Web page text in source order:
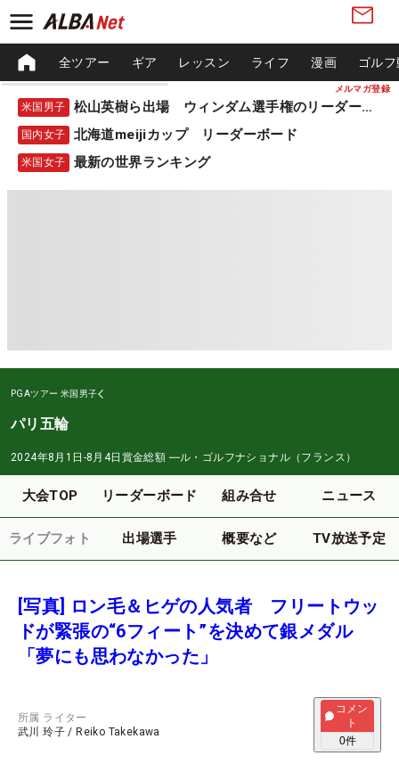
メルマガ登録
全ツアー ギア レッスン ライフ 漫画 ゴル
米国男子 松山英樹ら出場 ウィンダム選手権のリーダーボード
国内女子 北海道meijiカップ リーダーボード
米国女子 最新の世界ランキング
PGAツアー 米国男子
パリ五輪
2024年8月1日-8月4日 賞金総額 ―ル・ゴルフナショナル（フランス）
大会TOP リーダーボード 組み合せ ニュース
ライブフォト 出場選手 概要など TV放送予定
[写真] ロン毛＆ヒゲの人気者 フリートウッ
ドが緊張の“6フィート”を決めて銀メダル
「夢にも思わなかった」
所属 ライター
武川 玲子 / Reiko Takekawa
コメン
ト
0件